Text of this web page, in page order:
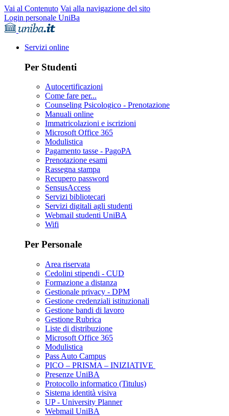
Vai al Contenuto Vai alla navigazione del sito
Login personale UniBa
Servizi online
Per Studenti
Autocertificazioni
Come fare per...
Counseling Psicologico - Prenotazione
Manuali online
Immatricolazioni e iscrizioni
Microsoft Office 365
Modulistica
Pagamento tasse - PagoPA
Prenotazione esami
Rassegna stampa
Recupero password
SensusAccess
Servizi bibliotecari
Servizi digitali agli studenti
Webmail studenti UniBA
Wifi
Per Personale
Area riservata
Cedolini stipendi - CUD
Formazione a distanza
Gestionale privacy - DPM
Gestione credenziali istituzionali
Gestione bandi di lavoro
Gestione Rubrica
Liste di distribuzione
Microsoft Office 365
Modulistica
Pass Auto Campus
PICO – PRISMA – INIZIATIVE
Presenze UniBA
Protocollo informatico (Titulus)
Sistema identità visiva
UP - University Planner
Webmail UniBA